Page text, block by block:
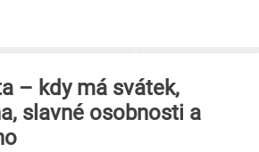
– kdy má svátek,
slavné osobnosti a